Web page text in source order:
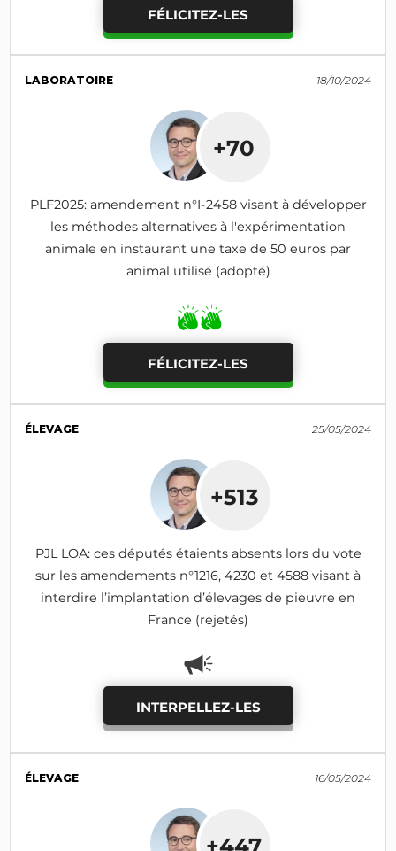
FÉLICITEZ-LES
LABORATOIRE 18/10/2024
+70
PLF2025: amendement n°I-2458 visant à développer
les méthodes alternatives à l'expérimentation
animale en instaurant une taxe de 50 euros par
animal utilisé (adopté)
FÉLICITEZ-LES
ÉLEVAGE 25/05/2024
+513
PJL LOA: ces députés étaients absents lors du vote
sur les amendements n°1216, 4230 et 4588 visant à
interdire l’implantation d’élevages de pieuvre en
France (rejetés)
INTERPELLEZ-LES
ÉLEVAGE 16/05/2024
+447